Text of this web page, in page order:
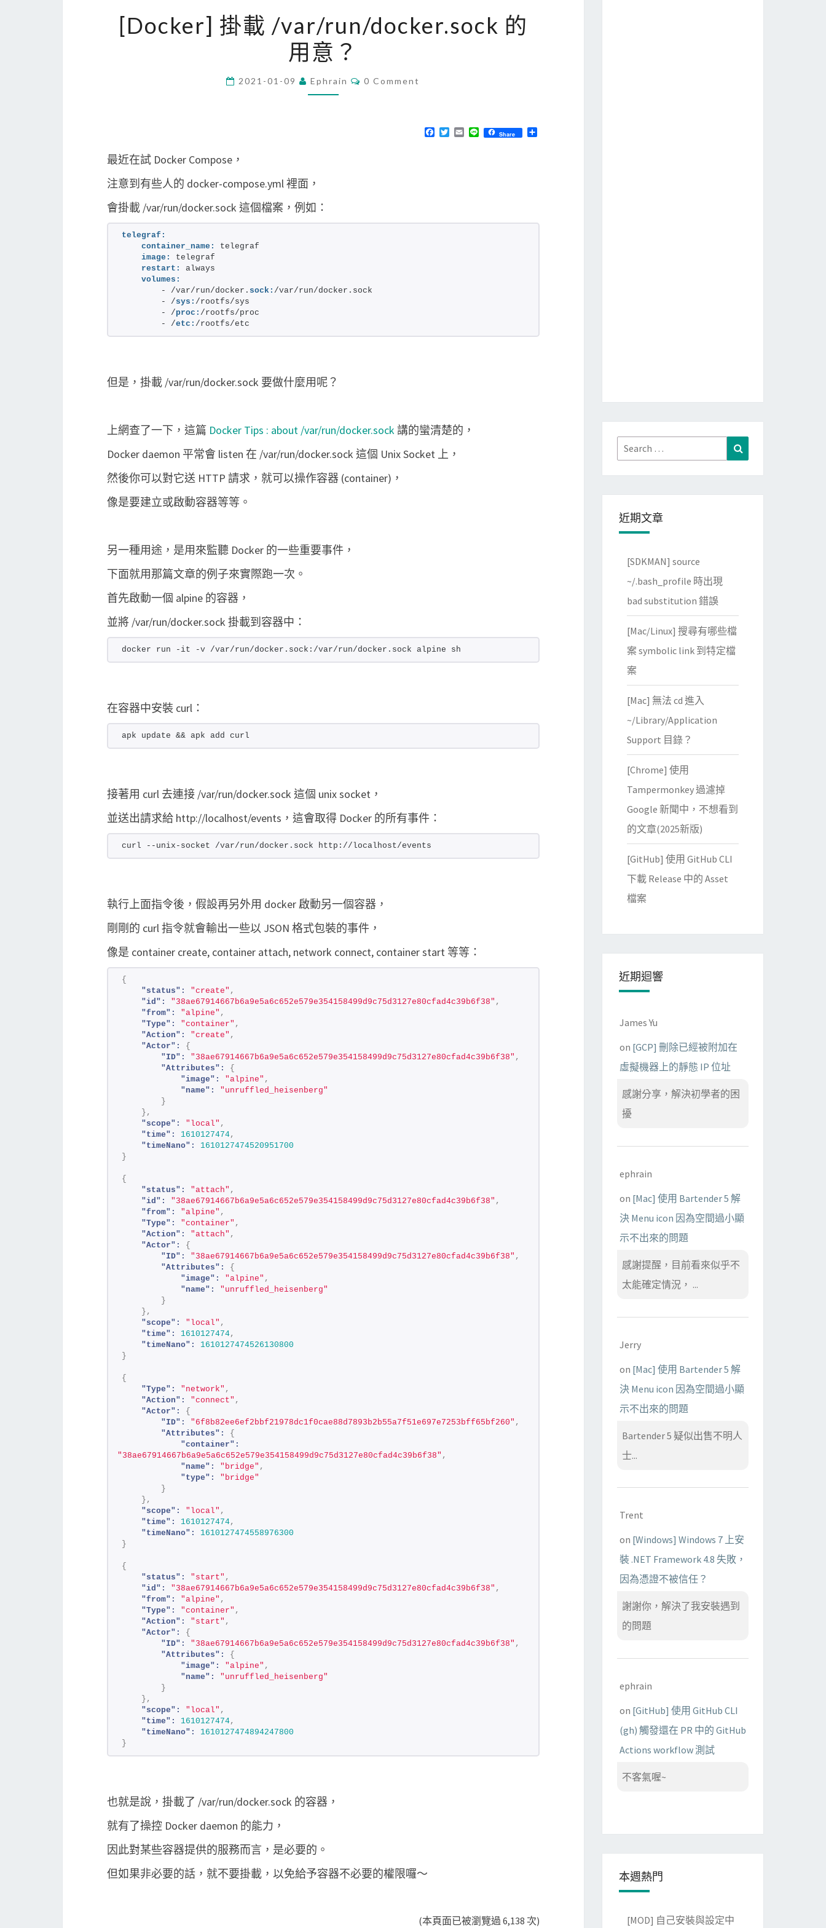
D
o
c
k
v
r
/
o
e
r
.
k
[Docker] 掛載 /var/run/docker.sock 的
用意？
2021-01-09 Ephrain
C
0 Comment
F
T
E
L
Share
分
最近在試 Docker Compose，
注意到有些人的 docker-compose.yml 裡面，
會掛載 /var/run/docker.sock 這個檔案，例如：
telegraf:
container_name:
telegraf
image:
telegraf
restart:
always
volumes:
        - /var/run/docker.
sock: /var/run/docker.sock
        - /
sys: /rootfs/sys
        - /
proc: /rootfs/proc
        - /
etc: /rootfs/etc
但是，掛載 /var/run/docker.sock 要做什麼用呢？
上網查了一下，這篇 Docker Tips : about /var/run/docker.sock講的蠻清楚的，
Docker daemon 平常會 listen 在 /var/run/docker.sock 這個 Unix Socket 上，
然後你可以對它送 HTTP 請求，就可以操作容器 (container)，
像是要建立或啟動容器等等。
另一種用途，是用來監聽 Docker 的一些重要事件，
下面就用那篇文章的例子來實際跑一次。
首先啟動一個 alpine 的容器，
並將 /var/run/docker.sock 掛載到容器中：
docker run -it -v /var/run/docker.sock:/var/run/docker.sock alpine sh
在容器中安裝 curl：
apk update && apk add curl
接著用 curl 去連接 /var/run/docker.sock 這個 unix socket，
並送出請求給 http://localhost/events，這會取得 Docker 的所有事件：
curl --unix-socket /var/run/docker.sock http://localhost/events
執行上面指令後，假設再另外用 docker 啟動另一個容器，
剛剛的 curl 指令就會輸出一些以 JSON 格式包裝的事件，
像是 container create, container attach, network connect, container start 等等：
{
"status":
"create" ,
"id":
"38ae67914667b6a9e5a6c652e579e354158499d9c75d3127e80cfad4c39b6f38" ,
"from":
"alpine" ,
"Type":
"container" ,
"Action":
"create" ,
"Actor":
{
"ID":
"38ae67914667b6a9e5a6c652e579e354158499d9c75d3127e80cfad4c39b6f38" ,
"Attributes":
{
"image":
"alpine" ,
"name":
"unruffled_heisenberg"
}
} ,
"scope":
"local" ,
"time":
1610127474,
"timeNano":
1610127474520951700
}
{
"status":
"attach" ,
"id":
"38ae67914667b6a9e5a6c652e579e354158499d9c75d3127e80cfad4c39b6f38" ,
"from":
"alpine" ,
"Type":
"container" ,
"Action":
"attach" ,
"Actor":
{
"ID":
"38ae67914667b6a9e5a6c652e579e354158499d9c75d3127e80cfad4c39b6f38" ,
"Attributes":
{
"image":
"alpine" ,
"name":
"unruffled_heisenberg"
}
} ,
"scope":
"local" ,
"time":
1610127474,
"timeNano":
1610127474526130800
}
{
"Type":
"network" ,
"Action":
"connect" ,
"Actor":
{
"ID":
"6f8b82ee6ef2bbf21978dc1f0cae88d7893b2b55a7f51e697e7253bff65bf260" ,
"Attributes":
{
"container":
"38ae67914667b6a9e5a6c652e579e354158499d9c75d3127e80cfad4c39b6f38" ,
"name":
"bridge" ,
"type":
"bridge"
}
} ,
"scope":
"local" ,
"time":
1610127474,
"timeNano":
1610127474558976300
}
{
"status":
"start" ,
"id":
"38ae67914667b6a9e5a6c652e579e354158499d9c75d3127e80cfad4c39b6f38" ,
"from":
"alpine" ,
"Type":
"container" ,
"Action":
"start" ,
"Actor":
{
"ID":
"38ae67914667b6a9e5a6c652e579e354158499d9c75d3127e80cfad4c39b6f38" ,
"Attributes":
{
"image":
"alpine" ,
"name":
"unruffled_heisenberg"
}
} ,
"scope":
"local" ,
"time":
1610127474,
"timeNano":
1610127474894247800
}
也就是說，掛載了 /var/run/docker.sock 的容器，
就有了操控 Docker daemon 的能力，
因此對某些容器提供的服務而言，是必要的。
但如果非必要的話，就不要掛載，以免給予容器不必要的權限囉～
(本頁面已被瀏覽過 6,138 次)
Search
for:
近期文章
[SDKMAN] source
~/.bash_profile 時出現
bad substitution 錯誤
[Mac/Linux] 搜尋有哪些檔
案 symbolic link 到特定檔
案
[Mac] 無法 cd 進入
~/Library/Application
Support 目錄？
[Chrome] 使用
Tampermonkey 過濾掉
Google 新聞中，不想看到
的文章(2025新版)
[GitHub] 使用 GitHub CLI
下載 Release 中的 Asset
檔案
近期迴響
James Yu
on [GCP] 刪除已經被附加在
虛擬機器上的靜態 IP 位址
感謝分享，解決初學者的困
擾
ephrain
on [Mac] 使用 Bartender 5 解
決 Menu icon 因為空間過小顯
示不出來的問題
感謝提醒，目前看來似乎不
太能確定情況， ...
Jerry
on [Mac] 使用 Bartender 5 解
決 Menu icon 因為空間過小顯
示不出來的問題
Bartender 5 疑似出售不明人
士...
Trent
on [Windows] Windows 7 上安
裝 .NET Framework 4.8 失敗，
因為憑證不被信任？
謝謝你，解決了我安裝遇到
的問題
ephrain
on [GitHub] 使用 GitHub CLI
(gh) 觸發還在 PR 中的 GitHub
Actions workflow 測試
不客氣喔~
本週熱門
[MOD] 自己安裝與設定中